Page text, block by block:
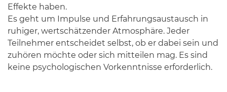
Effekte haben.
Es geht um Impulse und Erfahrungsaustausch in
ruhiger, wertschätzender Atmosphäre. Jeder
Teilnehmer entscheidet selbst, ob er dabei sein und
zuhören möchte oder sich mitteilen mag. Es sind
keine psychologischen Vorkenntnisse erforderlich.